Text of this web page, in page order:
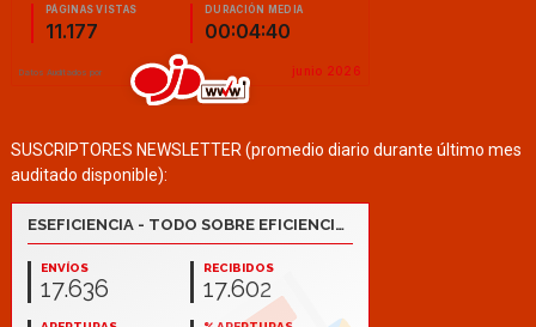
SUSCRIPTORES NEWSLETTER (promedio diario durante último mes
auditado disponible):